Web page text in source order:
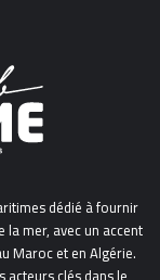
dédié à fournir
mer, avec un accent
Maroc et en Algérie.